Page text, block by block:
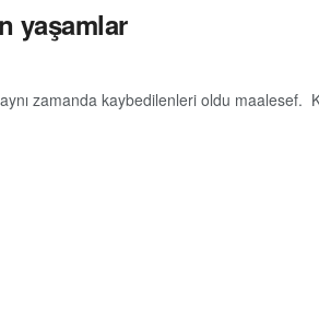
yaşamlar
zamanda kaybedilenleri oldu maalesef.